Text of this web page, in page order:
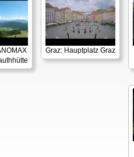
Graz: Hauptplatz Graz